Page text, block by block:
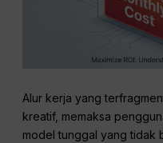
Alur kerja yang
kreatif, memaksa
model tunggal yang tidak